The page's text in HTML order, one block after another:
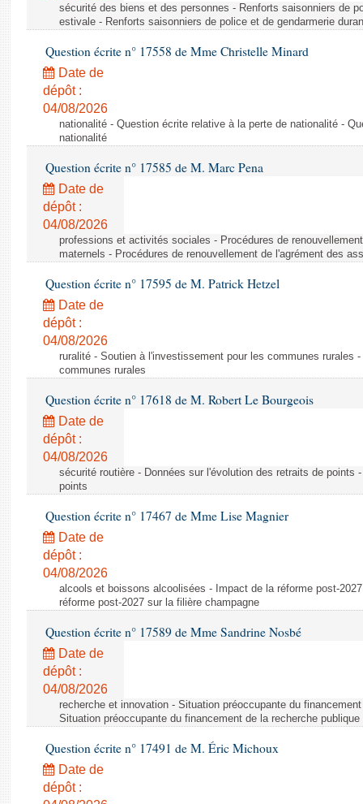
Baromètre de l’application des lois
Dossiers législatifs
Budget et sécurité sociale
Questions écrites et orales
Comptes rendus des débats
sécurité des biens et des personnes - Renforts saisonniers de
estivale - Renforts saisonniers de police et de gendarmerie
Question écrite n° 17558 de Mme Christelle Minard
Date de
dépôt :
04/08/2026
nationalité - Question écrite relative à la perte de nationalité -
nationalité
Question écrite n° 17585 de M. Marc Pena
Date de
dépôt :
04/08/2026
professions et activités sociales - Procédures de
maternels - Procédures de renouvellement de l'agrément des
Question écrite n° 17595 de M. Patrick Hetzel
Date de
dépôt :
04/08/2026
ruralité - Soutien à l'investissement pour les communes rurales
communes rurales
Question écrite n° 17618 de M. Robert Le Bourgeois
Date de
dépôt :
04/08/2026
sécurité routière - Données sur l'évolution des retraits de points
points
Question écrite n° 17467 de Mme Lise Magnier
Date de
dépôt :
04/08/2026
alcools et boissons alcoolisées - Impact de la réforme post-
réforme post-2027 sur la filière champagne
Question écrite n° 17589 de Mme Sandrine Nosbé
Date de
dépôt :
04/08/2026
recherche et innovation - Situation préoccupante du
Situation préoccupante du financement de la recherche publique
Question écrite n° 17491 de M. Éric Michoux
Date de
dépôt :